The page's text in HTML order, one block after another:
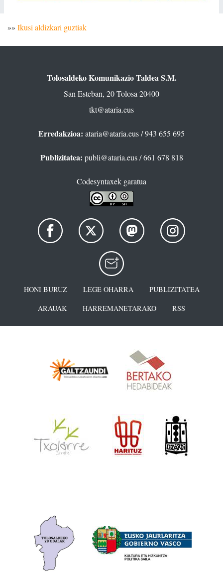
»» Ikusi aldizkari guztiak
Tolosaldeko Komunikazio Taldea S.M.
San Esteban, 20 Tolosa 20400
tkt@ataria.eus
Erredakzioa: ataria@ataria.eus/ 943 655 695
Publizitatea: publi@ataria.eus/ 661 678 818
Codesyntaxek garatua
HONI BURUZ LEGE OHARRA
PUBLIZITATEA
ARAUAK
HARREMANETARAKO RSS